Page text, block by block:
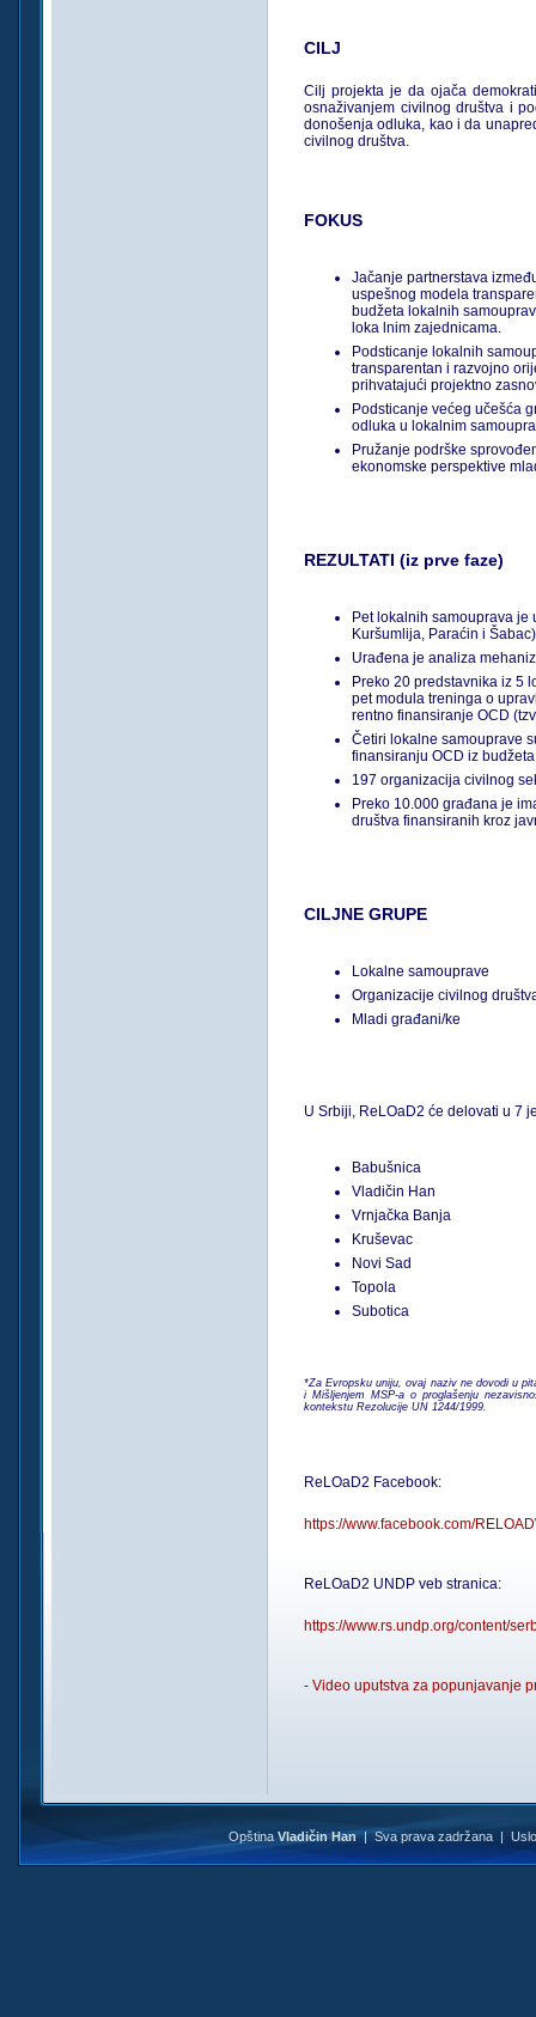
CILJ
Cilj projekta je da ojača
osnaživanjem civilnog društva i
donošenja odluka, kao i da
civilnog društva.
FOKUS
Jačanje partnerstava
uspešnog modela
budžeta lokalnih
loka­ lnim zajednicama.
Podsticanje lokalnih
transparentan i razvojno
prihvatajući projektno
Podsticanje većeg učešća
odluka u lokalnim
Pružanje podrške
ekonomske perspektive
REZULTATI (iz prve faze)
Pet lokalnih samouprava je
Kuršumlija, Paraćin i
Urađena je analiza
Preko 20 predstavnika iz 5
pet modula treninga o
rentno finansiranje OCD
Četiri lokalne samouprave
finansiranju OCD iz
197 organizacija civilnog
Preko 10.000 građana je
društva finansiranih kroz
CILJNE GRUPE
Lokalne samouprave
Organizacije civilnog
Mladi građani/ke
U Srbiji, ReLOaD2 će delovati u 7
Babušnica
Vladičin Han
Vrnjačka Banja
Kruševac
Novi Sad
Topola
Subotica
*Za Evropsku uniju, ovaj naziv ne dovodi u
i Mišljenjem MSP-a o proglašenju
kontekstu Rezolucije UN 1244/1999.
ReLOaD2 Facebook:
https://www.facebook.com/
ReLOaD2 UNDP veb stranica:
https://www.rs.undp.org/content/
- Video uputstva za popunjavanje
OpštinaVladičin Han| Sva prava zadržana |